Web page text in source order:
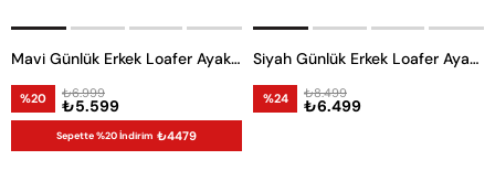
Mavi Günlük Erkek Loafer Ayakkabı
%20 ₺5.599
₺6.999
Sepette %20 İndirim ₺4479
Siyah Günlük Erkek Loafer Ayakkabı
%24 ₺6.499
₺8.499